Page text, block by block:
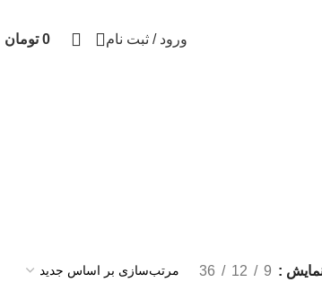
ورود / ثبت نام 0 تومان
9
12
36